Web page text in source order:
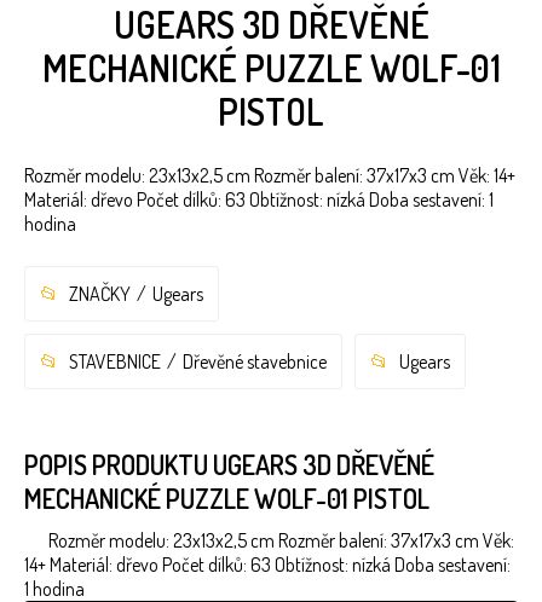
UGEARS 3D DŘEVĚNÉ
MECHANICKÉ PUZZLE WOLF-01
PISTOL
Rozměr modelu: 23x13x2,5 cm Rozměr balení: 37x17x3 cm Věk: 14+
Materiál: dřevo Počet dílků: 63 Obtížnost: nízká Doba sestavení: 1
hodina
ZNAČKY Ugears
STAVEBNICE Dřevěné stavebnice Ugears
POPIS PRODUKTU UGEARS 3D DŘEVĚNÉ
MECHANICKÉ PUZZLE WOLF-01 PISTOL
Rozměr modelu: 23x13x2,5 cm Rozměr balení: 37x17x3 cm Věk:
14+ Materiál: dřevo Počet dílků: 63 Obtížnost: nízká Doba sestavení:
1 hodina